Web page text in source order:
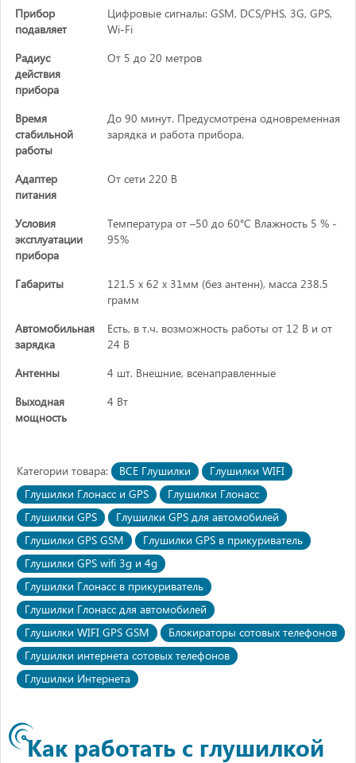
Прибор
подавляет
Цифровые сигналы: GSM, DCS/PHS, 3G, GPS,
Wi-Fi
Радиус
действия
прибора
От 5 до 20 метров
Время
стабильной
работы
До 90 минут. Предусмотрена одновременная
зарядка и работа прибора.
Адаптер
питания
От сети 220 В
Условия
эксплуатации
прибора
Температура от –50 до 60°C Влажность 5 % -
95%
Габариты
121.5 х 62 х 31мм (без антенн), масса 238.5
грамм
Автомобильная
зарядка
Есть, в т.ч. возможность работы от 12 В и от
24 В
Антенны
4 шт. Внешние, всенаправленные
Выходная
мощность
4 Вт
Категории товара: ВСЕ Глушилки
Глушилки WIFI
Глушилки Глонасс и GPS
Глушилки Глонасс
Глушилки GPS
Глушилки GPS для автомобилей
Глушилки GPS GSM
Глушилки GPS в прикуриватель
Глушилки GPS wifi 3g и 4g
Глушилки Глонасс в прикуриватель
Глушилки Глонасс для автомобилей
Глушилки WIFI GPS GSM
Блокираторы сотовых телефонов
Глушилки интернета сотовых телефонов
Глушилки Интернета
Как работать с глушилкой